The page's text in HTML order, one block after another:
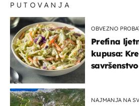
PUTOVANJA
OBVEZNO
Prefina
kupusa:
NAJMANJA NA